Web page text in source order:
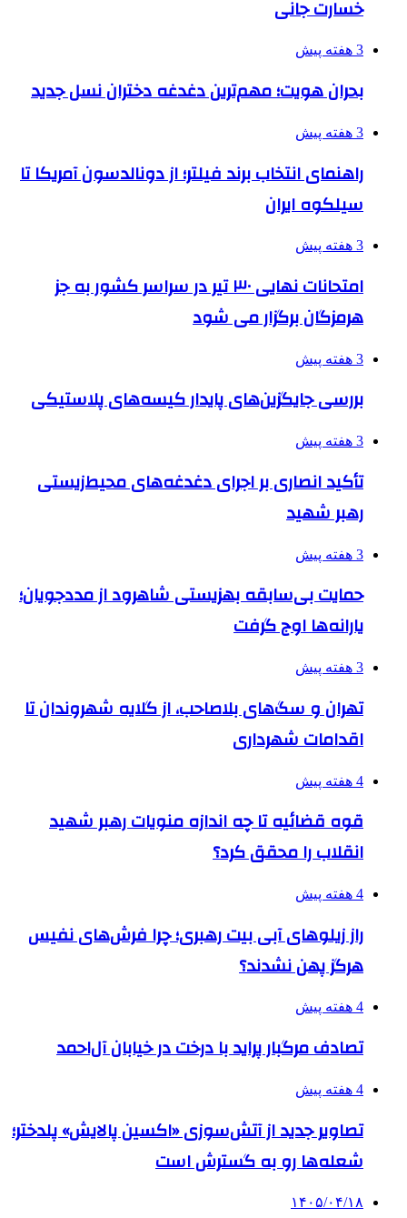
خسارت جانی
3 هفته پیش
بحران هویت؛ مهم‌ترین دغدغه دختران نسل جدید
3 هفته پیش
راهنمای انتخاب برند فیلتر؛ از دونالدسون آمریکا تا
سیلکوه ایران
3 هفته پیش
امتحانات نهایی ۳۰ تیر در سراسر کشور به جز
هرمزگان برگزار می شود
3 هفته پیش
بررسی جایگزین‌های پایدار کیسه‌های پلاستیکی
3 هفته پیش
تأکید انصاری بر اجرای دغدغه‌های محیط‌زیستی
رهبر شهید
3 هفته پیش
حمایت بی‌سابقه بهزیستی شاهرود از مددجویان؛
یارانه‌ها اوج گرفت
3 هفته پیش
تهران و سگ‌های بلاصاحب، از گلایه شهروندان تا
اقدامات شهرداری
4 هفته پیش
قوه قضائیه تا چه اندازه منویات رهبر شهید
انقلاب را محقق کرد؟
4 هفته پیش
راز زیلوهای آبی بیت رهبری؛ چرا فرش‌های نفیس
هرگز پهن نشدند؟
4 هفته پیش
تصادف مرگبار پراید با درخت در خیابان آل‌احمد
4 هفته پیش
تصاویر جدید از آتش‌سوزی «اکسین پالایش» پلدختر؛
شعله‌ها رو به گسترش است
۱۴۰۵/۰۴/۱۸